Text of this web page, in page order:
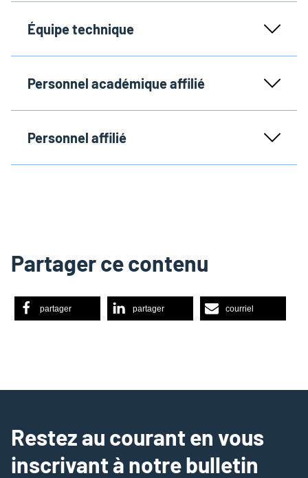
Équipe technique
Personnel académique affilié
Personnel affilié
Partager ce contenu
partager partager courriel
Restez au courant en vous
inscrivant à notre bulletin